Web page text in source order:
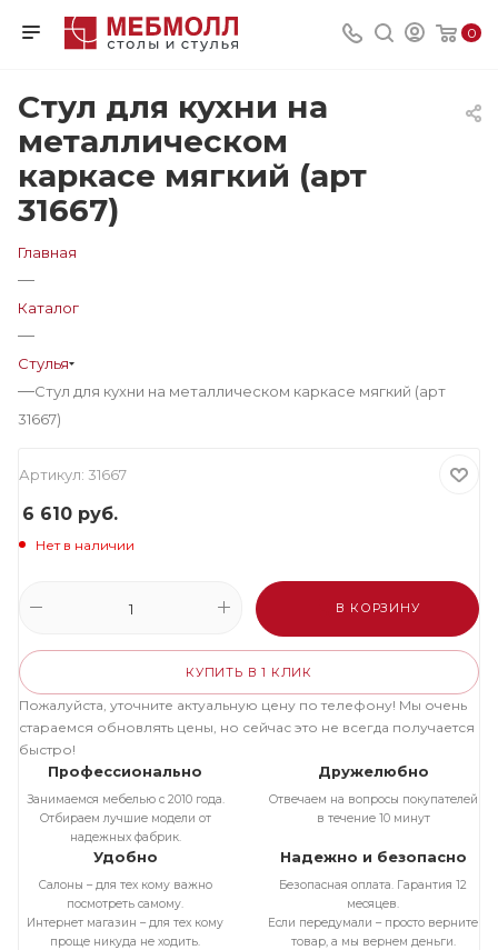
0
Стул для кухни на
металлическом
каркасе мягкий (арт
31667)
Главная
—
Каталог
—
Стулья
—Стул для кухни на металлическом каркасе мягкий (арт
31667)
Артикул: 31667
6 610 руб.
Нет в наличии
В КОРЗИНУ
КУПИТЬ В 1 КЛИК
Пожалуйста, уточните актуальную цену по телефону! Мы очень
стараемся обновлять цены, но сейчас это не всегда получается
быстро!
Профессионально
Занимаемся мебелью с 2010 года.
Отбираем лучшие модели от
надежных фабрик.
Дружелюбно
Отвечаем на вопросы покупателей
в течение 10 минут
Удобно
Салоны – для тех кому важно
посмотреть самому.
Интернет магазин – для тех кому
проще никуда не ходить.
Надежно и безопасно
Безопасная оплата. Гарантия 12
месяцев.
Если передумали – просто верните
товар, а мы вернем деньги.